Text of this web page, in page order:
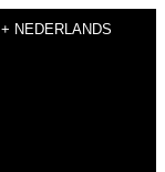
+ NEDERLANDS